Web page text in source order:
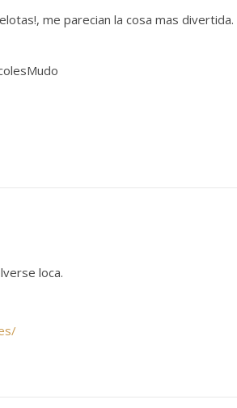
me parecian la cosa mas
loca.